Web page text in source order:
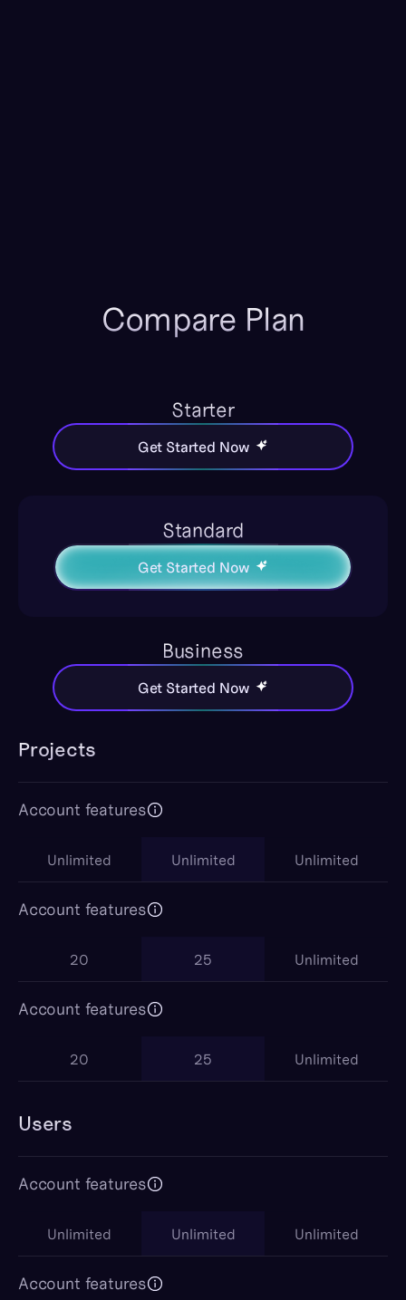
Compare Plan
Starter
Get Started Now
Standard
Get Started Now
Business
Get Started Now
Projects
Account features
Unlimited Unlimited Unlimited
Account features
20 25 Unlimited
Account features
20 25 Unlimited
Users
Account features
Unlimited Unlimited Unlimited
Account features